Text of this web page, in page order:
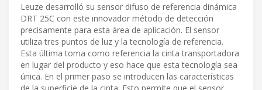
Leuze desarrolló su sensor difuso de referencia dinámica
DRT 25C con este innovador método de detección
precisamente para esta área de aplicación. El sensor
utiliza tres puntos de luz y la tecnología de referencia.
Esta última toma como referencia la cinta transportadora
en lugar del producto y eso hace que esta tecnología sea
única. En el primer paso se introducen las características
de la superficie de la cinta. Esto permite que el sensor